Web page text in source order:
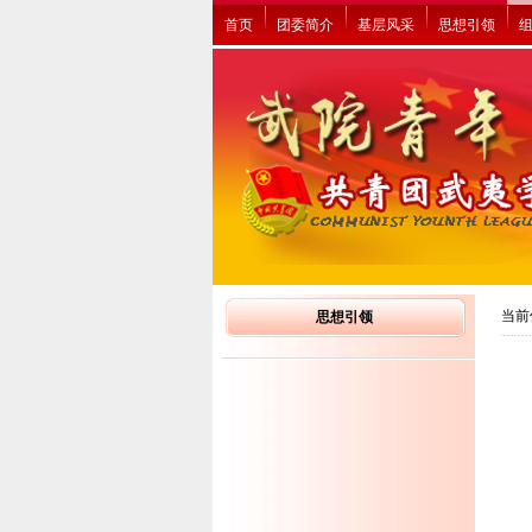
首页 团委简介 基层风采 思想引领
思想引领 当